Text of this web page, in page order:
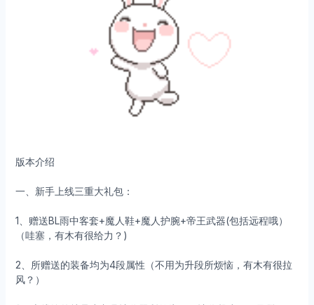
版本介绍
一、新手上线三重大礼包：
1、赠送BL雨中客套+魔人鞋+魔人护腕+帝王武器(包括远程哦）
（哇塞，有木有很给力？)
2、所赠送的装备均为4段属性（不用为升段所烦恼，有木有很拉
风？）